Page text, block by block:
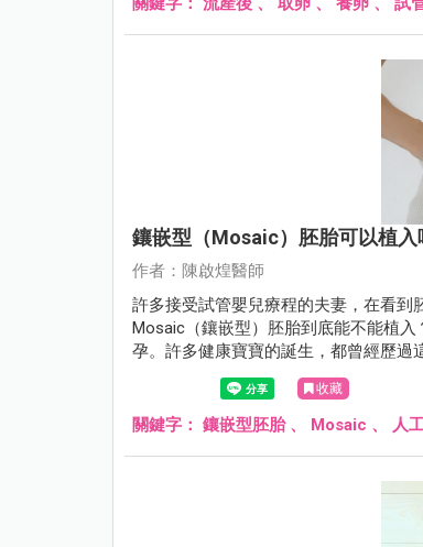
鑲嵌型（Mosaic）胚胎可以植
作者：陳啟煌醫師
許多接受試管嬰兒療程的夫妻，在看到
Mosaic（鑲嵌型）胚胎到底能不能植
孕。許多健康寶寶的誕生，都曾經歷過
能經歷的發育歷程。
收藏
關鍵字： 鑲嵌型胚胎、 Mosaic 、 人